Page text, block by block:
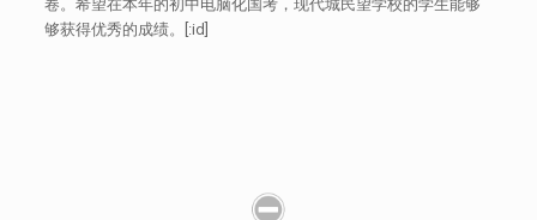
卷。希望在本年的初中电脑化国考，现代城民望学校的学生能够
够获得优秀的成绩。[:id]